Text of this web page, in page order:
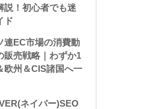
説！初心者でも迷
ド
連EC市場の消費動
販売戦略｜わずか1
欧州＆CIS諸国へ一
ネイバー)SEO